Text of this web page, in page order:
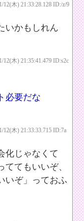
12(木) 21:33:28.128 ID:/z/9
いかもしれん
12(木) 21:35:41.479 ID:s2c
必要だな
12(木) 21:33:33.715 ID:7a
化じゃなくて
てもいいぞ、
いぞ」っておふ